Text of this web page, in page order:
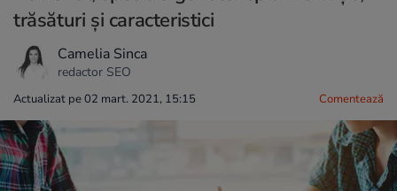
trăsături și caracteristici
Camelia Sinca
redactor SEO
Actualizat pe 02 mart. 2021, 15:15 Comentează